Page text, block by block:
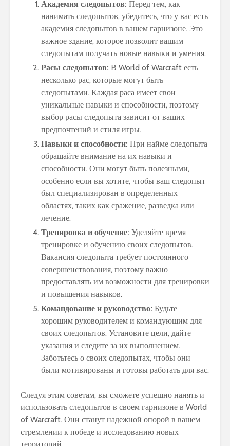
Академия следопытов: Перед тем, как
нанимать следопытов, убедитесь, что у вас есть
академия следопытов в вашем гарнизоне. Это
важное здание, которое позволит вашим
следопытам получать новые навыки и умения.
Расы следопытов: В World of Warcraft есть
несколько рас, которые могут быть
следопытами. Каждая раса имеет свои
уникальные навыки и способности, поэтому
выбор расы следопыта зависит от ваших
предпочтений и стиля игры.
Навыки и способности: При найме следопыта
обращайте внимание на их навыки и
способности. Они могут быть полезными,
особенно если вы хотите, чтобы ваш следопыт
был специализирован в определенных
областях, таких как сражение, разведка или
лечение.
Тренировка и обучение: Уделяйте время
тренировке и обучению своих следопытов.
Вакансия следопыта требует постоянного
совершенствования, поэтому важно
предоставлять им возможности для тренировки
и повышения навыков.
Командование и руководство: Будьте
хорошим руководителем и командующим для
своих следопытов. Установите цели, дайте
указания и следите за их выполнением.
Заботьтесь о своих следопытах, чтобы они
были мотивированы и готовы работать для вас.
Следуя этим советам, вы сможете успешно нанять и
использовать следопытов в своем гарнизоне в World
of Warcraft. Они станут надежной опорой в вашем
стремлении к победе и исследованию новых
территорий.